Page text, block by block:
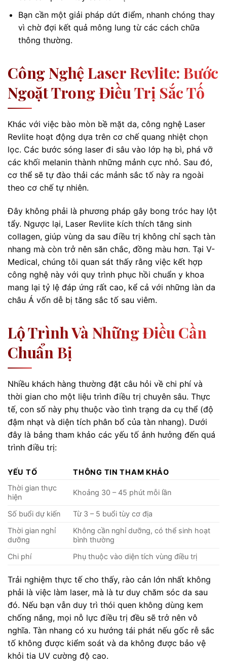
Bạn cần một giải pháp dứt điểm, nhanh chóng thay
vì chờ đợi kết quả mông lung từ các cách chữa
thông thường.
Công Nghệ Laser Revlite: Bước
Ngoặt Trong Điều Trị Sắc Tố
Khác với việc bào mòn bề mặt da, công nghệ Laser
Revlite hoạt động dựa trên cơ chế quang nhiệt chọn
lọc. Các bước sóng laser đi sâu vào lớp hạ bì, phá vỡ
các khối melanin thành những mảnh cực nhỏ. Sau đó,
cơ thể sẽ tự đào thải các mảnh sắc tố này ra ngoài
theo cơ chế tự nhiên.
Đây không phải là phương pháp gây bong tróc hay lột
tẩy. Ngược lại, Laser Revlite kích thích tăng sinh
collagen, giúp vùng da sau điều trị không chỉ sạch tàn
nhang mà còn trở nên săn chắc, đồng màu hơn. Tại V-
Medical, chúng tôi quan sát thấy rằng việc kết hợp
công nghệ này với quy trình phục hồi chuẩn y khoa
mang lại tỷ lệ đáp ứng rất cao, kể cả với những làn da
châu Á vốn dễ bị tăng sắc tố sau viêm.
Lộ Trình Và Những Điều Cần
Chuẩn Bị
Nhiều khách hàng thường đặt câu hỏi về chi phí và
thời gian cho một liệu trình điều trị chuyên sâu. Thực
tế, con số này phụ thuộc vào tình trạng da cụ thể (độ
đậm nhạt và diện tích phân bổ của tàn nhang). Dưới
đây là bảng tham khảo các yếu tố ảnh hưởng đến quá
trình điều trị:
YẾU TỐ
THÔNG TIN THAM KHẢO
Thời gian thực
hiện
Khoảng 30 – 45 phút mỗi lần
Số buổi dự kiến
Từ 3 – 5 buổi tùy cơ địa
Thời gian nghỉ
dưỡng
Không cần nghỉ dưỡng, có thể sinh hoạt
bình thường
Chi phí
Phụ thuộc vào diện tích vùng điều trị
Trải nghiệm thực tế cho thấy, rào cản lớn nhất không
phải là việc làm laser, mà là tư duy chăm sóc da sau
đó. Nếu bạn vẫn duy trì thói quen không dùng kem
chống nắng, mọi nỗ lực điều trị đều sẽ trở nên vô
nghĩa. Tàn nhang có xu hướng tái phát nếu gốc rễ sắc
tố không được kiểm soát và da không được bảo vệ
khỏi tia UV cường độ cao.